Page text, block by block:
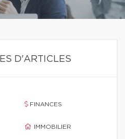
D'ARTICLES
FINANCES
IMMOBILIER